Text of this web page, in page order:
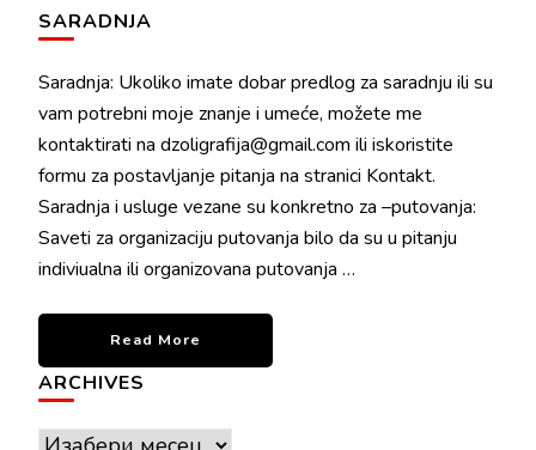
SARADNJA
Saradnja: Ukoliko imate dobar predlog za saradnju ili su
vam potrebni moje znanje i umeće, možete me
kontaktirati na dzoligrafija@gmail.com ili iskoristite
formu za postavljanje pitanja na stranici Kontakt.
Saradnja i usluge vezane su konkretno za –putovanja:
Saveti za organizaciju putovanja bilo da su u pitanju
indiviualna ili organizovana putovanja …
Read More
ARCHIVES
Archives